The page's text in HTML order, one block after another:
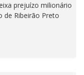
prejuízo milionário
de Ribeirão Preto